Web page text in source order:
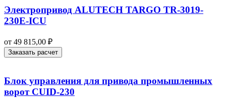
Электропривод ALUTECH TARGO TR-3019-
230E-ICU
от 49 815,00 ₽
Заказать расчет
Блок управления для привода промышленных
ворот CUID-230